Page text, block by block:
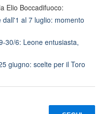
Elio Boccadifuoco:
al 7 luglio: momento
30/6: Leone entusiasta,
giugno: scelte per il Toro